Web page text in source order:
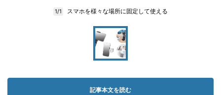
1/1 スマホを様々な場所に固定して使える
記事本文を読む